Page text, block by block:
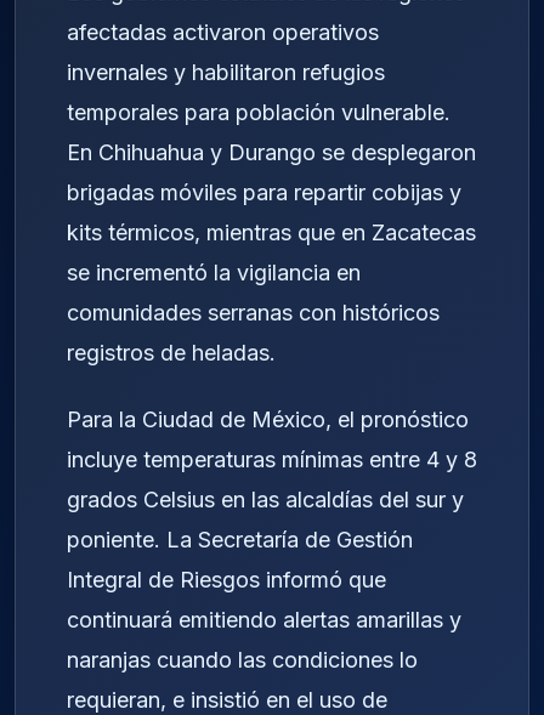
afectadas activaron operativos
invernales y habilitaron refugios
temporales para población vulnerable.
En Chihuahua y Durango se desplegaron
brigadas móviles para repartir cobijas y
kits térmicos, mientras que en Zacatecas
se incrementó la vigilancia en
comunidades serranas con históricos
registros de heladas.
Para la Ciudad de México, el pronóstico
incluye temperaturas mínimas entre 4 y 8
grados Celsius en las alcaldías del sur y
poniente. La Secretaría de Gestión
Integral de Riesgos informó que
continuará emitiendo alertas amarillas y
naranjas cuando las condiciones lo
requieran, e insistió en el uso de